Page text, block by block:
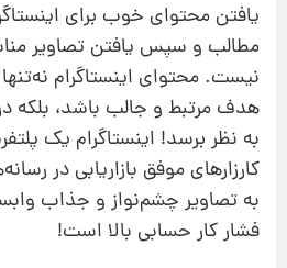
یافتن محتوای خوب برای
مطالب و سپس یافتن تصاویر
نیست. محتوای اینستاگرام
هدف مرتبط و جالب باشد، بلکه
به نظر برسد! اینستاگرام یک
کارزارهای موفق بازاریابی در
به تصاویر چشم‌نواز و جذاب
فشار کار حسابی بالا است!